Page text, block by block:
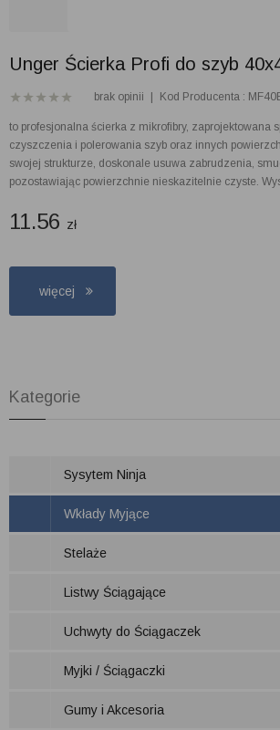
Unger Ścierka Profi do szyb
brak opinii Kod Producenta :
to profesjonalna ścierka z mikrofibry, zaprojektowana
czyszczenia i polerowania szyb oraz innych
swojej strukturze, doskonale usuwa zabrudzenia,
pozostawiając powierzchnie nieskazitelnie czyste.
11.56 zł
więcej
Kategorie
Sysytem Ninja
Wkłady Myjące
Stelaże
Listwy Ściągające
Uchwyty do Ściągaczek
Myjki / Ściągaczki
Gumy i Akcesoria